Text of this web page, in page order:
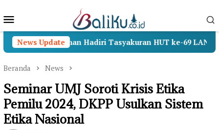
ke
Mobile
News Update
Wamenhan Hadiri Tasyakuran HUT ke-69 LAN RI
Beranda News
Seminar UMJ Soroti Krisis Etika
Pemilu 2024, DKPP Usulkan Sistem
Etika Nasional